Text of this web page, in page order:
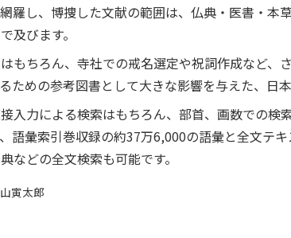
羅し、博捜した文献の範囲は、仏典・医書・本
及びます。
もちろん、寺社での戒名選定や祝詞作成など、
ための参考図書として大きな影響を与えた、日
入力による検索はもちろん、部首、画数での
語彙索引巻収録の約37万6,000の語彙と全文テ
などの全文検索も可能です。
寅太郎